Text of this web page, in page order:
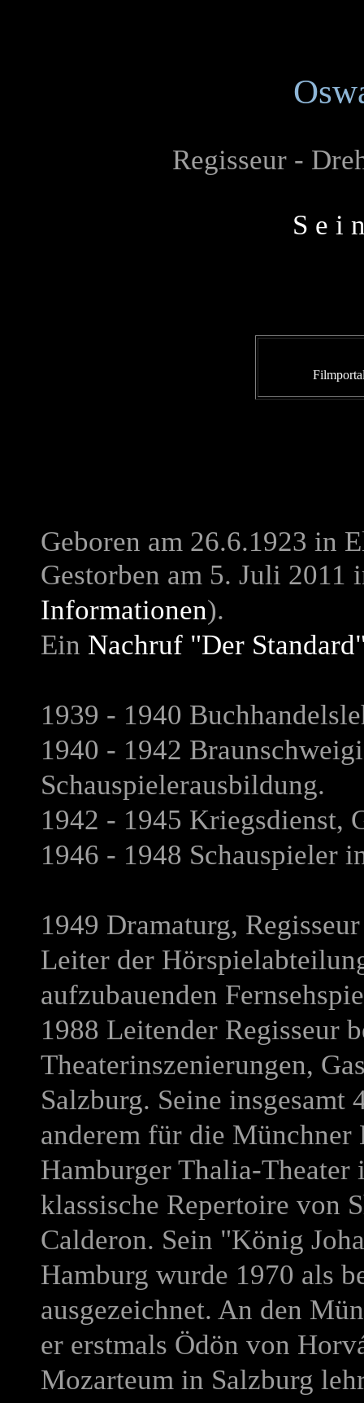
Regisseur -
S e i
Geboren am 26.6.1923 in
Gestorben am 5. Juli 2011
Informationen).
Ein Nachruf "Der
1939 - 1940
1940 - 1942
Schauspielerausbildung.
1942 - 1945 Kriegsdienst,
1946 - 1948 Schauspieler
1949 Dramaturg,
Leiter der
aufzubauenden
1988 Leitender Regisseur
Theaterinszenierungen,
Salzburg. Seine insgesamt
anderem für die Münchner
Hamburger Thalia-Theater
klassische Repertoire von
Calderon. Sein "König
Hamburg wurde 1970 als
ausgezeichnet. An den
er erstmals Ödön von
Mozarteum in Salzburg